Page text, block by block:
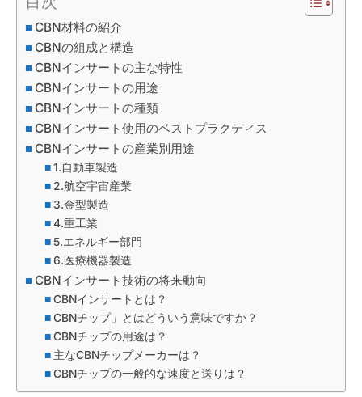
CBN材料の紹介
CBNの組成と構造
CBNインサートの主な特性
CBNインサートの用途
CBNインサートの種類
CBNインサート使用のベストプラクティス
CBNインサートの産業別用途
1.自動車製造
2.航空宇宙産業
3.金型製造
4.重工業
5.エネルギー部門
6.医療機器製造
CBNインサート技術の将来動向
CBNインサートとは？
CBNチップ」とはどういう意味ですか？
CBNチップの用途は？
主なCBNチップメーカーは？
CBNチップの一般的な速度と送りは？